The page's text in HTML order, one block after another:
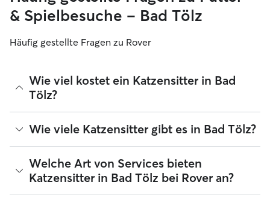
& Spielbesuche – Bad Tölz
Häufig gestellte Fragen zu Rover
Wie viel kostet ein Katzensitter in Bad
Tölz?
Katzensitter können ihre Preise bei Rover frei festlegen. Die
durchschnittlichen Kosten für einen Rover-Katzensitter in
Bad Tölz betragen seit August 2026 etwa 15 pro Nacht,
einschließlich der Servicegebühren von Rover. Der Preis
eines Katzensitters kann sich auch ändern, wenn du deine
Buchung an deine Bedürfnisse und die deiner Katze
Wie viele Katzensitter gibt es in Bad Tölz?
Seit August 2026 gibt es 256 Katzensitter in Bad Tölz. Du
kannst deine Suchergebnisse filtern, sortieren, deinen
Radius erweitern, Bewertungen lesen und Preise
vergleichen, um den perfekten Katzensitter in deiner Nähe
Welche Art von Services bieten
Katzensitter in Bad Tölz bei Rover an?